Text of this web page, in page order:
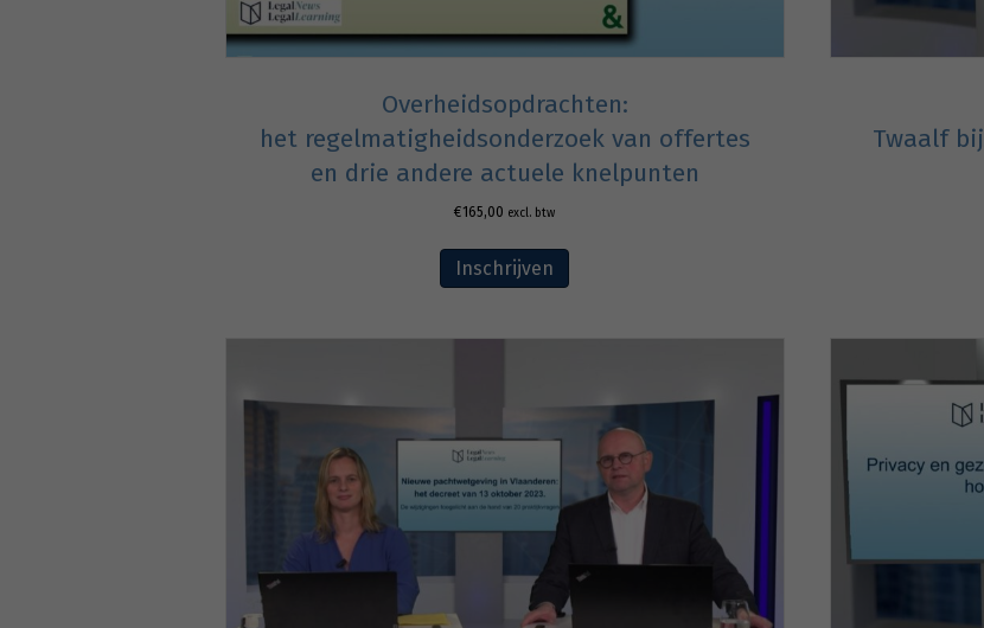
Overheidsopdrachten:
het regelmatigheidsonderzoek van offertes
en drie andere actuele knelpunten
€165,00 excl. btw
Inschrijven
Twaalf